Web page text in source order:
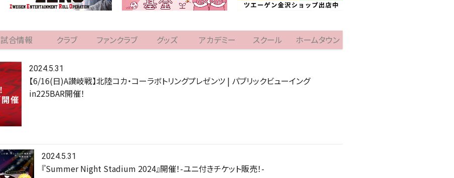
試合情報 クラブ ファンクラブ グッズ アカデミー スクール ホームタウン
2024.5.31
【6/16(日)A讃岐戦】北陸コカ・コーラボトリングプレゼンツ | パブリックビューイング
in225BAR開催！
2024.5.31
『Summer Night Stadium 2024』開催！-ユニ付きチケット販売！-